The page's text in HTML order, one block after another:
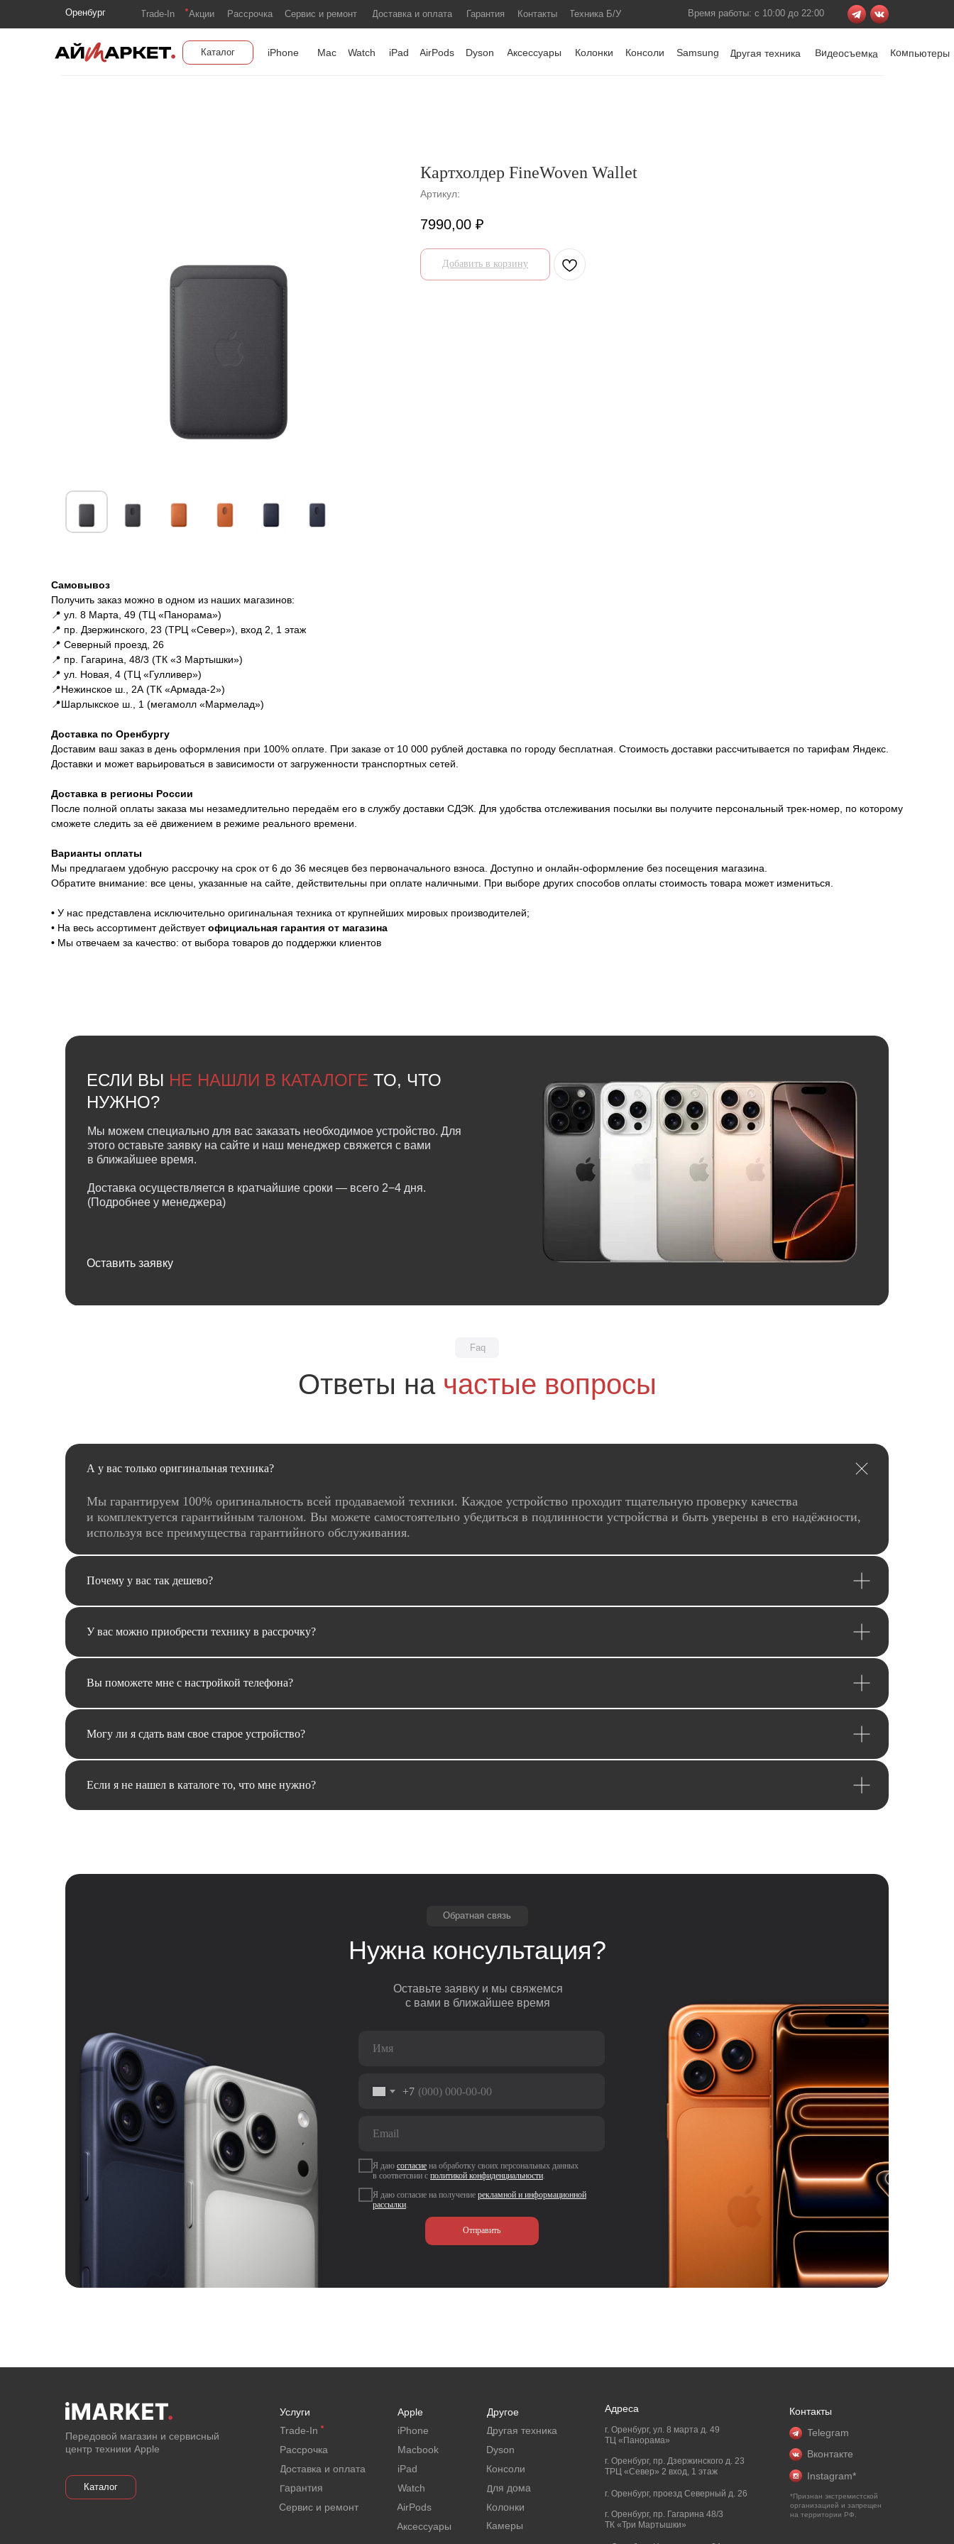
Оренбург Время работы: с 10:00 до 22:00
Техника Б/У
Контакты
Гарантия
Доставка и оплата
Сервис и ремонт
Рассрочка
Trade-In Акции
Каталог Компьютеры
Видеосъемка
Другая техника
Samsung
Консоли
Колонки
Аксессуары
Dyson
AirPods
iPad
Watch
Mac
iPhone
Картхолдер FineWoven Wallet
Артикул:
7990,00 ₽
Добавить в корзину
Самовывоз
Получить заказ можно в одном из наших магазинов:
📍 ул. 8 Марта, 49 (ТЦ «Панорама»)
📍 пр. Дзержинского, 23 (ТРЦ «Север»), вход 2, 1 этаж
📍 Северный проезд, 26
📍 пр. Гагарина, 48/3 (ТК «3 Мартышки»)
📍 ул. Новая, 4 (ТЦ «Гулливер»)
📍Нежинское ш., 2А (ТК «Армада-2»)
📍Шарлыкское ш., 1 (мегамолл «Мармелад»)
Доставка по Оренбургу
Доставим ваш заказ в день оформления при 100% оплате. При заказе от 10 000 рублей доставка по городу бесплатная. Стоимость доставки рассчитывается по тарифам Яндекс.
Доставки и может варьироваться в зависимости от загруженности транспортных сетей.
Доставка в регионы России
После полной оплаты заказа мы незамедлительно передаём его в службу доставки СДЭК. Для удобства отслеживания посылки вы получите персональный трек-номер, по которому
сможете следить за её движением в режиме реального времени.
Варианты оплаты
Мы предлагаем удобную рассрочку на срок от 6 до 36 месяцев без первоначального взноса. Доступно и онлайн-оформление без посещения магазина.
Обратите внимание: все цены, указанные на сайте, действительны при оплате наличными. При выборе других способов оплаты стоимость товара может измениться.
• У нас представлена исключительно оригинальная техника от крупнейших мировых производителей;
• На весь ассортимент действуетофициальная гарантия от магазина
• Мы отвечаем за качество: от выбора товаров до поддержки клиентов
Оставить заявку
Мы можем специально для вас заказать необходимое устройство. Для
этого оставьте заявку на сайте и наш менеджер свяжется с вами
в ближайшее время.
Доставка осуществляется в кратчайшие сроки — всего 2−4 дня.
(Подробнее у менеджера)
ЕСЛИ ВЫ НЕ НАШЛИ В КАТАЛОГЕ ТО, ЧТО
НУЖНО?
Ответы на частые вопросы
Faq
А у вас только оригинальная техника?
Мы гарантируем 100% оригинальность всей продаваемой техники. Каждое устройство проходит тщательную проверку качества
и комплектуется гарантийным талоном. Вы можете самостоятельно убедиться в подлинности устройства и быть уверены в его надёжности,
используя все преимущества гарантийного обслуживания.
Почему у вас так дешево?
У вас можно приобрести технику в рассрочку?
Вы поможете мне с настройкой телефона?
Могу ли я сдать вам свое старое устройство?
Если я не нашел в каталоге то, что мне нужно?
+7
Я даю согласие на обработку своих персональных данных
в соответсвии с политикой конфиденциальности
Я даю согласие на получение рекламной и информационной
рассылки
Отправить
Нужна консультация?
Обратная связь
Оставьте заявку и мы свяжемся
с вами в ближайшее время
Отправить
Передовой магазин и сервисный
центр техники Apple
*Признан экстремистской
организацией и запрещен
на территории РФ.
Услуги Apple Другое Контакты
г. Оренбург, ул. 8 марта д. 49
ТЦ «Панорама»
Адреса
г. Оренбург, пр. Дзержинского д. 23
ТРЦ «Север» 2 вход, 1 этаж
г. Оренбург, пр. Гагарина 48/3
ТК «Три Мартышки»
г. Оренбург, проезд Северный д. 26
Камеры
Колонки
Instagram*
Для дома
Вконтакте
Telegram
Другая техника
Dyson
Консоли
iPhone
Macbook
Watch
iPad
AirPods
Аксессуары
Рассрочка
Доставка и оплата
Сервис и ремонт
Гарантия
Trade-In
Каталог